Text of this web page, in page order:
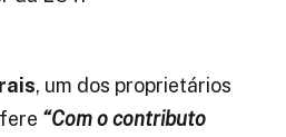
, um dos proprietários
“Com o contributo